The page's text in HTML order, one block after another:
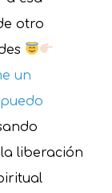
otro
un
liberación